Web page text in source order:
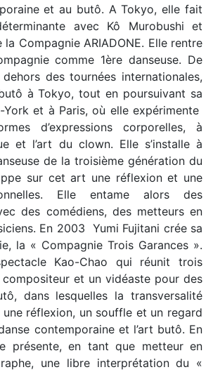
et au butô. A Tokyo, elle fait
avec Kô Murobushi et
Compagnie ARIADONE. Elle rentre
comme 1ère danseuse. De
des tournées internationales,
à Tokyo, tout en poursuivant sa
et à Paris, où elle expérimente
d’expressions corporelles, à
et l’art du clown. Elle s’installe à
de la troisième génération du
sur cet art une réflexion et une
Elle entame alors des
des comédiens, des metteurs en
En 2003 Yumi Fujitani crée sa
la « Compagnie Trois Garances ».
Kao-Chao qui réunit trois
compositeur et un vidéaste pour des
dans lesquelles la transversalité
réflexion, un souffle et un regard
contemporaine et l’art butô. En
présente, en tant que metteur en
une libre interprétation du «